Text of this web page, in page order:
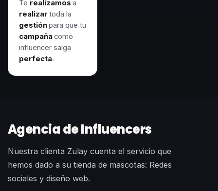
Te realizamos a
realizar toda la
gestiónpara que tu
campañacomo
influencer salga
perfecta.
Agencia de Influencers
Nuestra clienta Zulay cuenta el servicio que
hemos dado a su tienda de mascotas: Redes
sociales y diseño web.